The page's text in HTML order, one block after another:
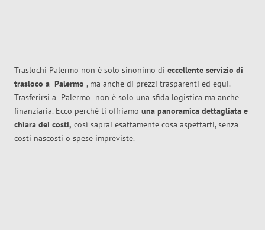
Traslochi Palermo non è solo sinonimo di eccellente servizio di
trasloco a Palermo , ma anche di prezzi trasparenti ed equi.
Trasferirsi a Palermo non è solo una sfida logistica ma anche
finanziaria. Ecco perché ti offriamo una panoramica dettagliata e
chiara dei costi, così saprai esattamente cosa aspettarti, senza
costi nascosti o spese impreviste.